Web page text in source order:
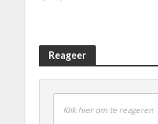
Reageer
Klik hier om te reageren